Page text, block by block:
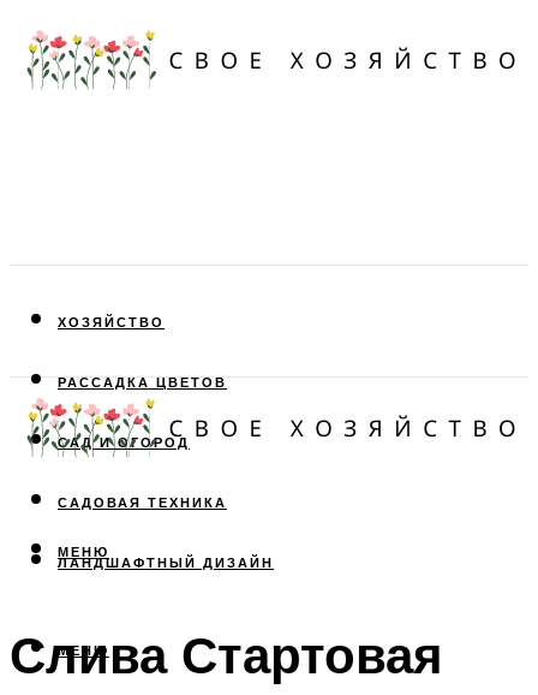
ХОЗЯЙСТВО
РАССАДКА ЦВЕТОВ
САД И ОГОРОД
САДОВАЯ ТЕХНИКА
ЛАНДШАФТНЫЙ ДИЗАЙН
МЕНЮ
МЕНЮ
Слива Стартовая